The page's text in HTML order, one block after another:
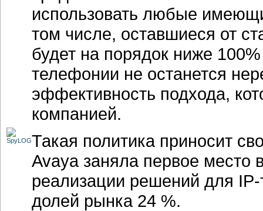
использовать любые
том числе, оставшиеся от
будет на порядок ниже
телефонии не останется
эффективность подхода,
компанией.
Такая политика приносит
Avaya заняла первое место
реализации решений для
долей рынка 24 %.